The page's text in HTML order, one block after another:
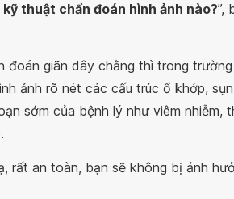
thuật chẩn đoán hình ảnh nào?”,
đoán giãn dây chằng thì trong
ảnh rõ nét các cấu trúc ổ khớp,
sớm của bệnh lý như viêm nhiễm,
rất an toàn, bạn sẽ không bị ảnh